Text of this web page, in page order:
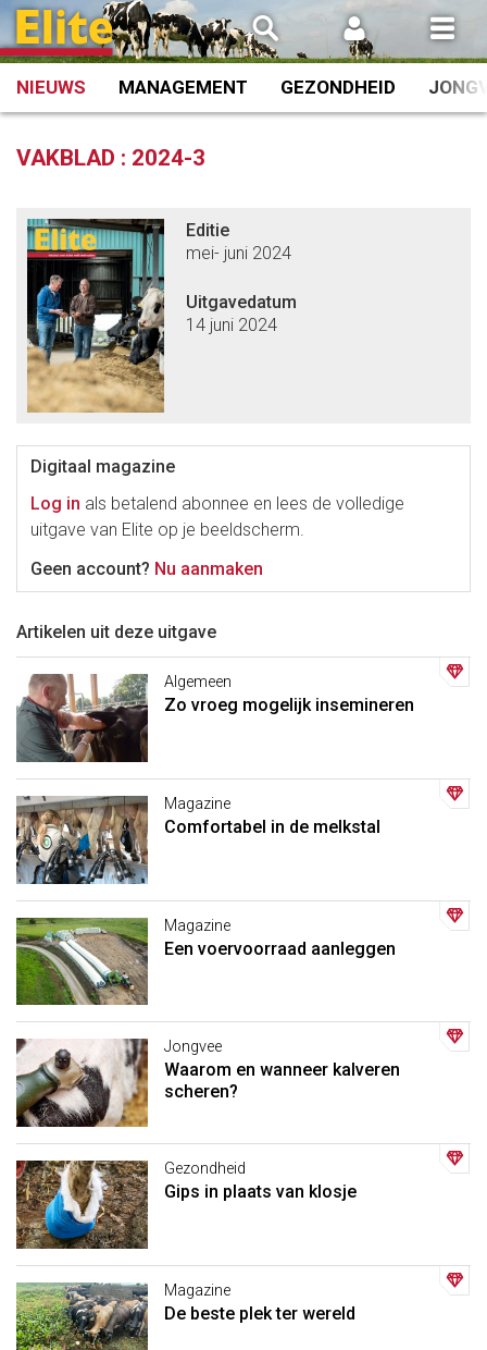
Spring
naar
inhoud
NIEUWS MANAGEMENT GEZONDHEID
VAKBLAD : 2024-3
Editie
mei- juni 2024
Uitgavedatum
14 juni 2024
Digitaal magazine
Log in als betalend abonnee en lees de volledige
uitgave van Elite op je beeldscherm.
Geen account? Nu aanmaken
Artikelen uit deze uitgave
Algemeen
Zo vroeg mogelijk insemineren
Magazine
Comfortabel in de melkstal
Magazine
Een voervoorraad aanleggen
Jongvee
Waarom en wanneer kalveren
scheren?
Gezondheid
Gips in plaats van klosje
Magazine
De beste plek ter wereld